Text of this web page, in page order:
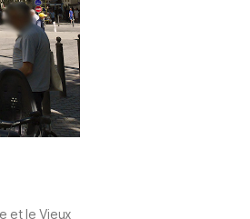
et le Vieux